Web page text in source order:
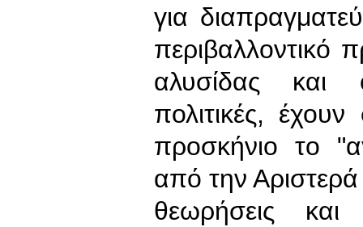
για
περιβαλλοντικό
αλυσίδας και
πολιτικές,
προσκήνιο το
από την Αριστερά
θεωρήσεις και